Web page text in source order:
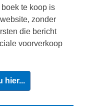
te koop is
zonder
die bericht
voorverkoop
hier...